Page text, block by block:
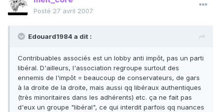
Posté 27 avril 2007
Edouard1984 a dit :
Contribuables associés est un lobby anti impôt, pas un parti
libéral. D'ailleurs, l'association regroupe surtout des
ennemis de l'impôt = beaucoup de conservateurs, de gars
à la droite de la droite, mais aussi qq libéraux authentiques
(très minoritaires dans les adhérents) etc. ça ne fait pas
d'eux un groupe "libéral", ce qui interdit parfois qq nuances